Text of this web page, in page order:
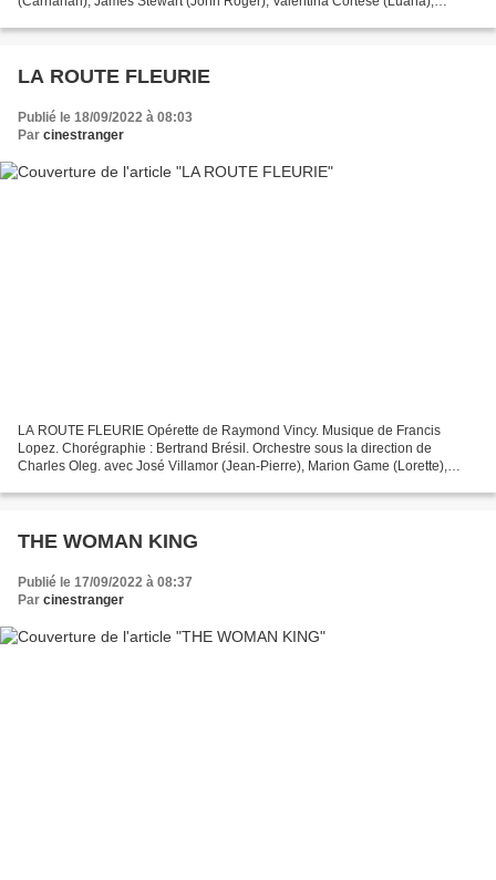
LA ROUTE FLEURIE
Publié le 18/09/2022 à 08:03
Par cinestranger
LA ROUTE FLEURIE Opérette de Raymond Vincy. Musique de Francis
Lopez. Chorégraphie : Bertrand Brésil. Orchestre sous la direction de
Charles Oleg. avec José Villamor (Jean-Pierre), Marion Game (Lorette),
THE WOMAN KING
Publié le 17/09/2022 à 08:37
Par cinestranger